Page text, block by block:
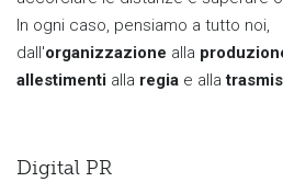
In ogni caso, pensiamo a tutto noi,
dall'organizzazione alla
allestimenti alla regia e alla
Digital PR